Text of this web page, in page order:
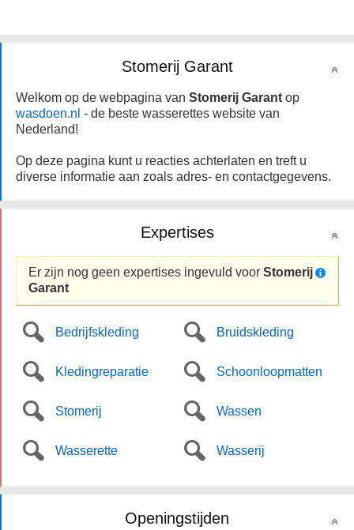
Stomerij Garant
Welkom op de webpagina van Stomerij Garant op
wasdoen.nl - de beste wasserettes website van
Nederland!
Op deze pagina kunt u reacties achterlaten en treft u
diverse informatie aan zoals adres- en contactgegevens.
Expertises
Er zijn nog geen expertises ingevuld voor Stomerij
Garant
Bedrijfskleding Bruidskleding
Kledingreparatie Schoonloopmatten
Stomerij Wassen
Wasserette Wasserij
Openingstijden